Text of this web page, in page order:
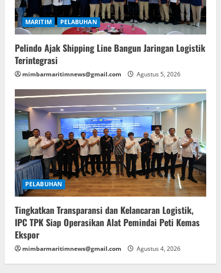
MARITIM PELABUHAN
Pelindo Ajak Shipping Line Bangun Jaringan Logistik
Terintegrasi
mimbarmaritimnews@gmail.com Agustus 5, 2026
PELABUHAN
Tingkatkan Transparansi dan Kelancaran Logistik,
IPC TPK Siap Operasikan Alat Pemindai Peti Kemas
Ekspor
mimbarmaritimnews@gmail.com Agustus 4, 2026